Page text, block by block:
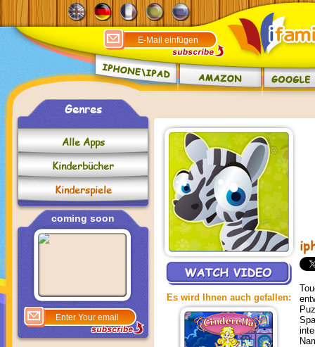
Genres
Alle Apps
Kinderbücher
Kinderspiele
coming soon
Es wird Ihnen auch gefallen: